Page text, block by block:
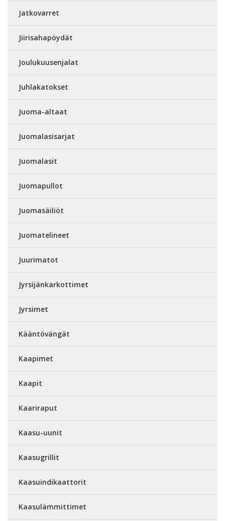
Jatkovarret
Jiirisahapöydät
Joulukuusenjalat
Juhlakatokset
Juoma-altaat
Juomalasisarjat
Juomalasit
Juomapullot
Juomasäiliöt
Juomatelineet
Juurimatot
Jyrsijänkarkottimet
Jyrsimet
Kääntövängät
Kaapimet
Kaapit
Kaariraput
Kaasu-uunit
Kaasugrillit
Kaasuindikaattorit
Kaasulämmittimet